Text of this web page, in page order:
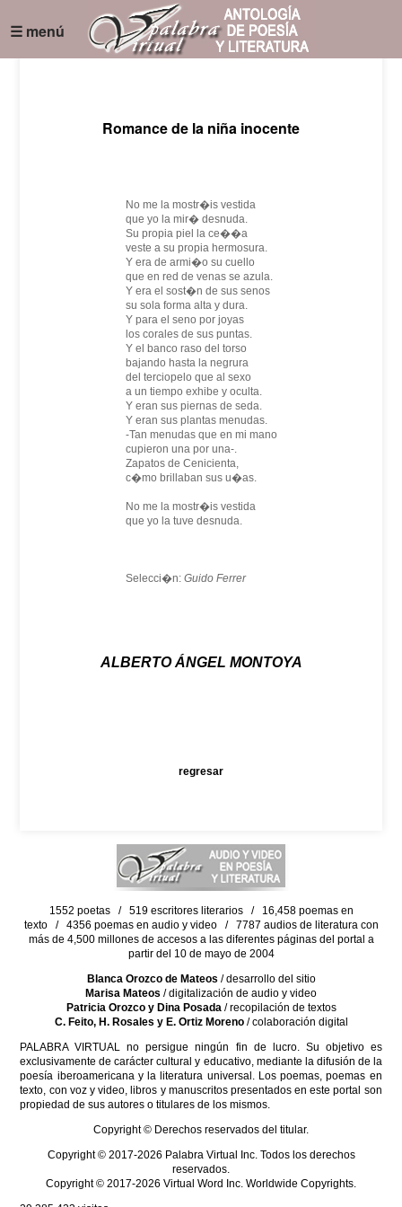
☰ menú
Romance de la niña inocente
No me la mostr�is vestida
que yo la mir� desnuda.
Su propia piel la ce��a
veste a su propia hermosura.
Y era de armi�o su cuello
que en red de venas se azula.
Y era el sost�n de sus senos
su sola forma alta y dura.
Y para el seno por joyas
los corales de sus puntas.
Y el banco raso del torso
bajando hasta la negrura
del terciopelo que al sexo
a un tiempo exhibe y oculta.
Y eran sus piernas de seda.
Y eran sus plantas menudas.
-Tan menudas que en mi mano
cupieron una por una-.
Zapatos de Cenicienta,
c�mo brillaban sus u�as.
No me la mostr�is vestida
que yo la tuve desnuda.
Selecci�n: Guido Ferrer
ALBERTO ÁNGEL MONTOYA
regresar
1552 poetas / 519 escritores literarios / 16,458 poemas en
texto / 4356 poemas en audio y video / 7787 audios de literatura con
más de 4,500 millones de accesos a las diferentes páginas del portal a
partir del 10 de mayo de 2004
Blanca Orozco de Mateos / desarrollo del sitio
Marisa Mateos / digitalización de audio y video
Patricia Orozco y Dina Posada/ recopilación de textos
C. Feito, H. Rosales y E. Ortiz Moreno/ colaboración digital
PALABRA VIRTUAL no persigue ningún fin de lucro. Su objetivo es
exclusivamente de carácter cultural y educativo, mediante la difusión de la
poesía iberoamericana y la literatura universal. Los poemas, poemas en
texto, con voz y video, libros y manuscritos presentados en este portal son
propiedad de sus autores o titulares de los mismos.
Copyright © Derechos reservados del titular.
Copyright © 2017-2026 Palabra Virtual Inc. Todos los derechos
reservados.
Copyright © 2017-2026 Virtual Word Inc. Worldwide Copyrights.